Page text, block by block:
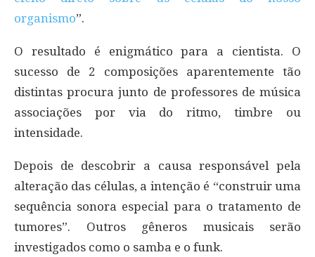
organismo”.
O resultado é enigmático para a cientista. O
sucesso de 2 composições aparentemente tão
distintas procura junto de professores de música
associações por via do ritmo, timbre ou
intensidade.
Depois de descobrir a causa responsável pela
alteração das células, a intenção é “construir uma
sequência sonora especial para o tratamento de
tumores”. Outros gêneros musicais serão
investigados como o samba e o funk.